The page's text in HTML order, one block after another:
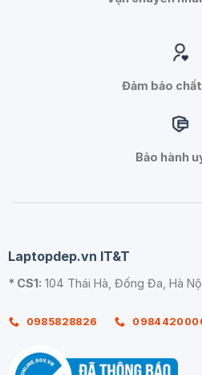
Đảm bảo
Bảo hành
Laptopdep.vn IT&T
* CS1: 104 Thái Hà, Đống Đa, Hà
0985828826